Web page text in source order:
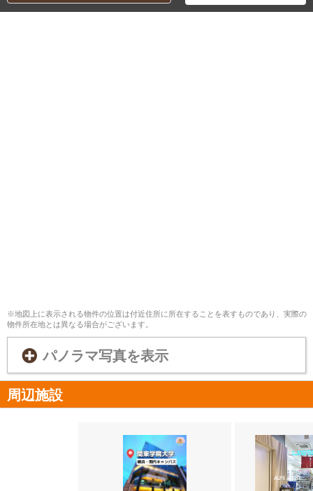
※地図上に表示される物件の位置は付近住所に所在することを表すものであり、実際の
物件所在地とは異なる場合がございます。
パノラマ写真を表示
周辺施設